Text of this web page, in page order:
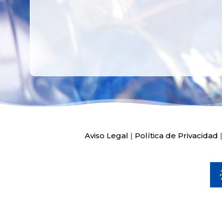
Aviso Legal | Política de Privacidad |